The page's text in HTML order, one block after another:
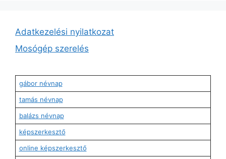
Adatkezelési nyilatkozat
Mosógép szerelés
gábor névnap
tamás névnap
balázs névnap
képszerkesztő
online képszerkesztő